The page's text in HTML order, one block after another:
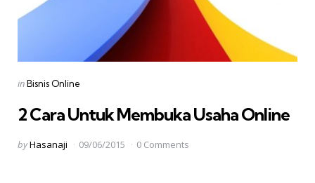
Categories
Posted
inBisnis Online
2 Cara Untuk Membuka Usaha Online
Posted
byHasanaji 09/06/2015 0 Comments